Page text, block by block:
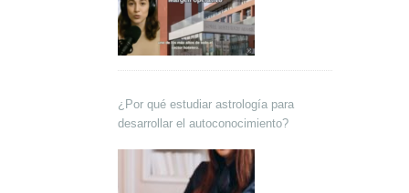
¿Por qué estudiar astrología para
desarrollar el autoconocimiento?